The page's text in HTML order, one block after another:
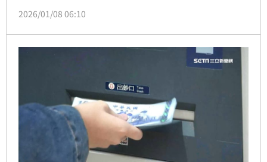
享個舊錢母可擺放的位置，並提醒舊錢母別亂丟，以免
2026/01/08 06:10